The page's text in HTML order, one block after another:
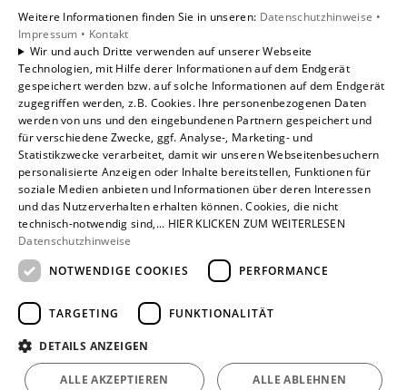
Gewerbekunden
Karriere
Unternehmen
Kontakt
Weitere Informationen finden Sie in unseren: Datenschutzhinweise •
Impressum • Kontakt
Wir und auch Dritte verwenden auf unserer Webseite
Technologien, mit Hilfe derer Informationen auf dem Endgerät
gespeichert werden bzw. auf solche Informationen auf dem Endgerät
zugegriffen werden, z.B. Cookies. Ihre personenbezogenen Daten
werden von uns und den eingebundenen Partnern gespeichert und
für verschiedene Zwecke, ggf. Analyse-, Marketing- und
Statistikzwecke verarbeitet, damit wir unseren Webseitenbesuchern
personalisierte Anzeigen oder Inhalte bereitstellen, Funktionen für
soziale Medien anbieten und Informationen über deren Interessen
und das Nutzerverhalten erhalten können. Cookies, die nicht
technisch-notwendig sind,... HIER KLICKEN ZUM WEITERLESEN
Datenschutzhinweise
NOTWENDIGE COOKIES
PERFORMANCE
TARGETING FUNKTIONALITÄT
DETAILS ANZEIGEN
ALLE AKZEPTIEREN ALLE ABLEHNEN